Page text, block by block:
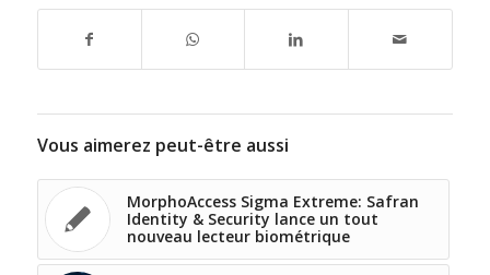
Vous aimerez peut-être aussi
MorphoAccess Sigma Extreme: Safran
Identity & Security lance un tout
nouveau lecteur biométrique